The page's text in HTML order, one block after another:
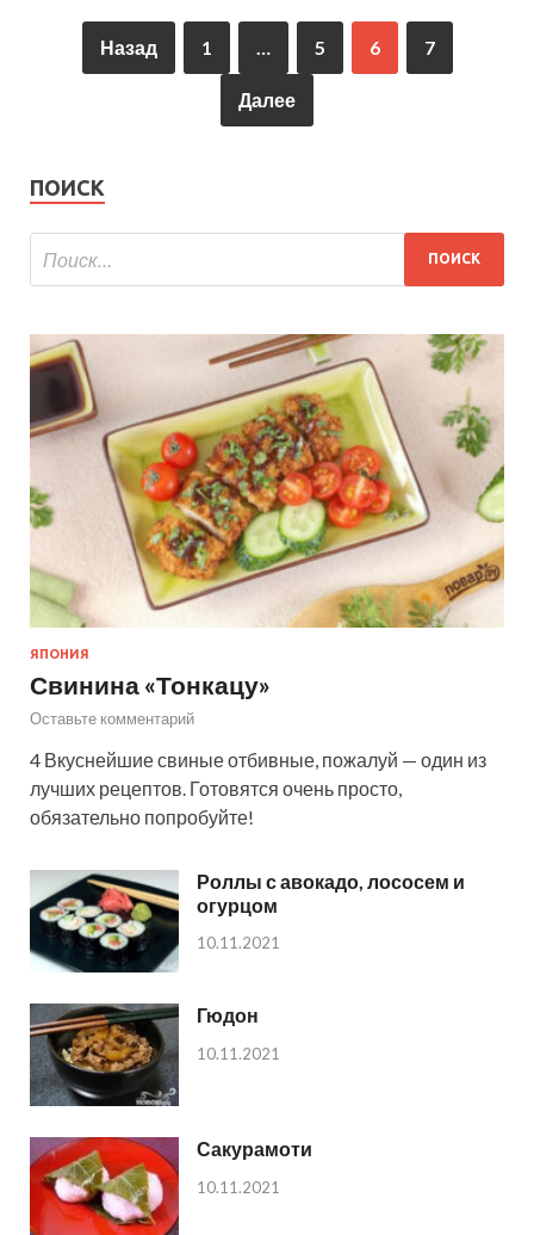
Назад 1 5 6 7
Далее
ПОИСК
ЯПОНИЯ
Свинина «Тонкацу»
Оставьте комментарий
4 Вкуснейшие свиные отбивные, пожалуй — один из
лучших рецептов. Готовятся очень просто,
обязательно попробуйте!
Роллы с авокадо, лососем и
огурцом
10.11.2021
Гюдон
10.11.2021
Сакурамоти
10.11.2021